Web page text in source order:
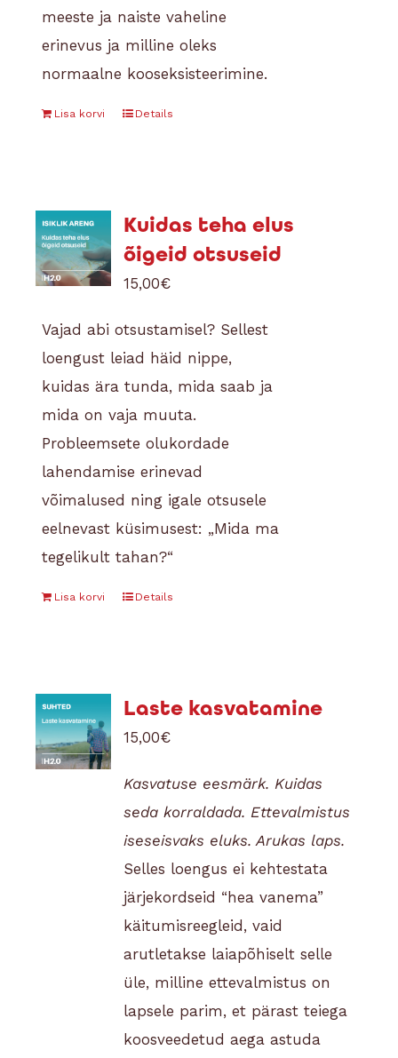
meeste ja naiste vaheline
erinevus ja milline oleks
normaalne kooseksisteerimine.
Lisa korvi Details
Kuidas teha elus
õigeid otsuseid
15,00€
Vajad abi otsustamisel? Sellest
loengust leiad häid nippe,
kuidas ära tunda, mida saab ja
mida on vaja muuta.
Probleemsete olukordade
lahendamise erinevad
võimalused ning igale otsusele
eelnevast küsimusest: „Mida ma
tegelikult tahan?“
valikulisest kasutamisest.
Automaatsete valikute ja
teadvustatud valikute erinevus
ning kahetsuse tulutus.
Otsuseid saab teha
emotsioonidest, mentaalsusest
või teadlikkusest lähtuvalt. Sihi
seadmine ja perspektiivi
sõnastamine kui teejuht.
Lisa korvi Details
Laste kasvatamine
15,00€
Kasvatuse eesmärk. Kuidas
seda korraldada. Ettevalmistus
iseseisvaks eluks. Arukas laps.
Selles loengus ei kehtestata
järjekordseid “hea vanema”
käitumisreegleid, vaid
arutletakse laiapõhiselt selle
üle, milline ettevalmistus on
lapsele parim, et pärast teiega
koosveedetud aega astuda